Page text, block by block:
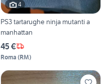
4
PS3 tartarughe ninja mutanti a
manhattan
45 €
Roma (RM)